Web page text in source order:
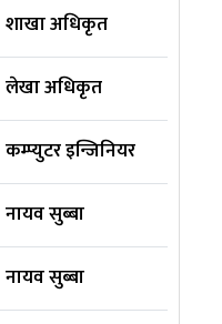
शाखा अधिकृत
लेखा अधिकृत
कम्प्युटर इन्जिनियर
नायव सुब्बा
नायव सुब्बा